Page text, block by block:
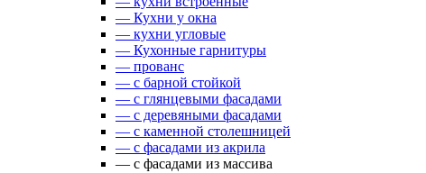
— Кухни у окна
— кухни угловые
— Кухонные гарнитуры
— прованс
— с барной стойкой
— с глянцевыми фасадами
— с деревяными фасадами
— с каменной столешницей
— с фасадами из акрила
— с фасадами из массива